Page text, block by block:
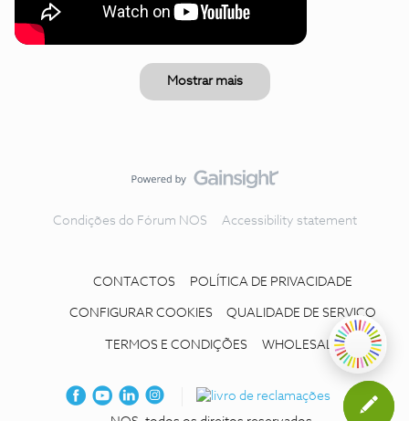
Mostrar mais
Condições do Fórum NOS Accessibility statement
CONTACTOS POLÍTICA DE PRIVACIDADE
CONFIGURAR COOKIES QUALIDADE DE SERVIÇO
TERMOS E CONDIÇÕES WHOLESALE